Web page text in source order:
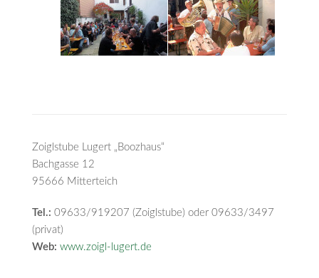
Zoiglstube Lugert „Boozhaus“
Bachgasse 12
95666 Mitterteich
Tel.: 09633/919207 (Zoiglstube) oder 09633/3497
(privat)
Web: www.zoigl-lugert.de